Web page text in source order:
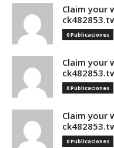
Claim your
0 Publicaciones
Claim your
0 Publicaciones
Claim your
0 Publicaciones